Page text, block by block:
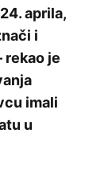
aprila,
i
rekao je
imali
u